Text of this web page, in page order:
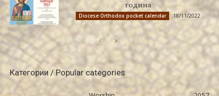
година
Diocese Orthodox pocket calendar 18/11/2022
Категории / Popular categories